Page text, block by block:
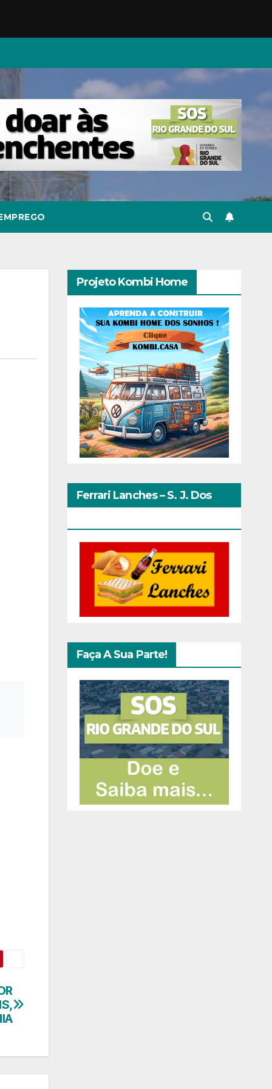
Projeto Kombi Home
Ferrari Lanches – S. J. Dos
Faça A Sua Parte!